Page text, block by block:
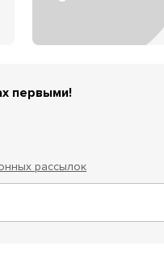
первыми!
рассылок